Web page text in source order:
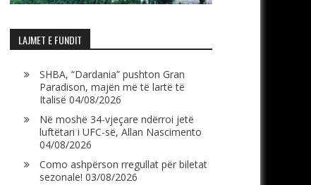
LAJMET E FUNDIT
SHBA, “Dardania” pushton Gran
Paradison, majën më të lartë të
Italisë 04/08/2026
Në moshë 34-vjeçare ndërroi jetë
luftëtari i UFC-së, Allan Nascimento
04/08/2026
Como ashpërson rregullat për biletat
sezonale! 03/08/2026